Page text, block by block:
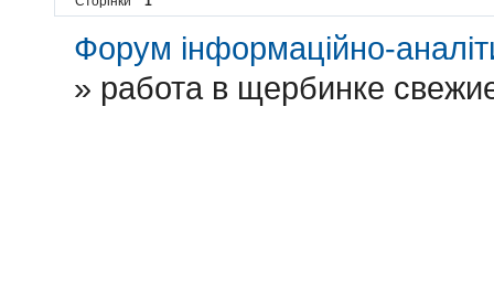
Форум інформаційно-
» работа в щербинке